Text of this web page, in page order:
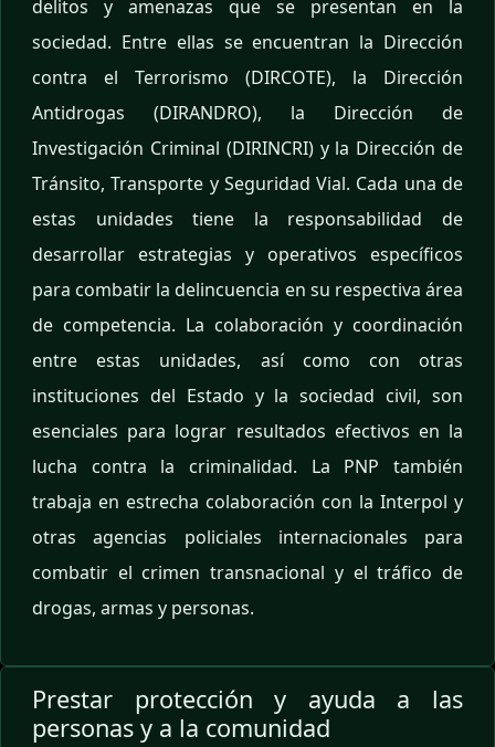
delitos y amenazas que se presentan en la
sociedad. Entre ellas se encuentran la Dirección
contra el Terrorismo (DIRCOTE), la Dirección
Antidrogas (DIRANDRO), la Dirección de
Investigación Criminal (DIRINCRI) y la Dirección de
Tránsito, Transporte y Seguridad Vial. Cada una de
estas unidades tiene la responsabilidad de
desarrollar estrategias y operativos específicos
para combatir la delincuencia en su respectiva área
de competencia. La colaboración y coordinación
entre estas unidades, así como con otras
instituciones del Estado y la sociedad civil, son
esenciales para lograr resultados efectivos en la
lucha contra la criminalidad. La PNP también
trabaja en estrecha colaboración con la Interpol y
otras agencias policiales internacionales para
combatir el crimen transnacional y el tráfico de
drogas, armas y personas.
Prestar protección y ayuda a las
personas y a la comunidad